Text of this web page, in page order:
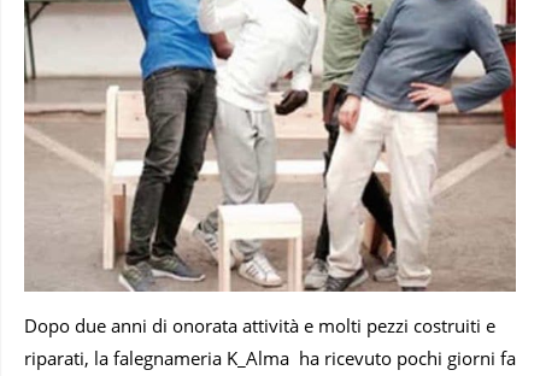
Dopo due anni di onorata attività e molti pezzi costruiti e
riparati, la falegnameria K_Alma ha ricevuto pochi giorni fa